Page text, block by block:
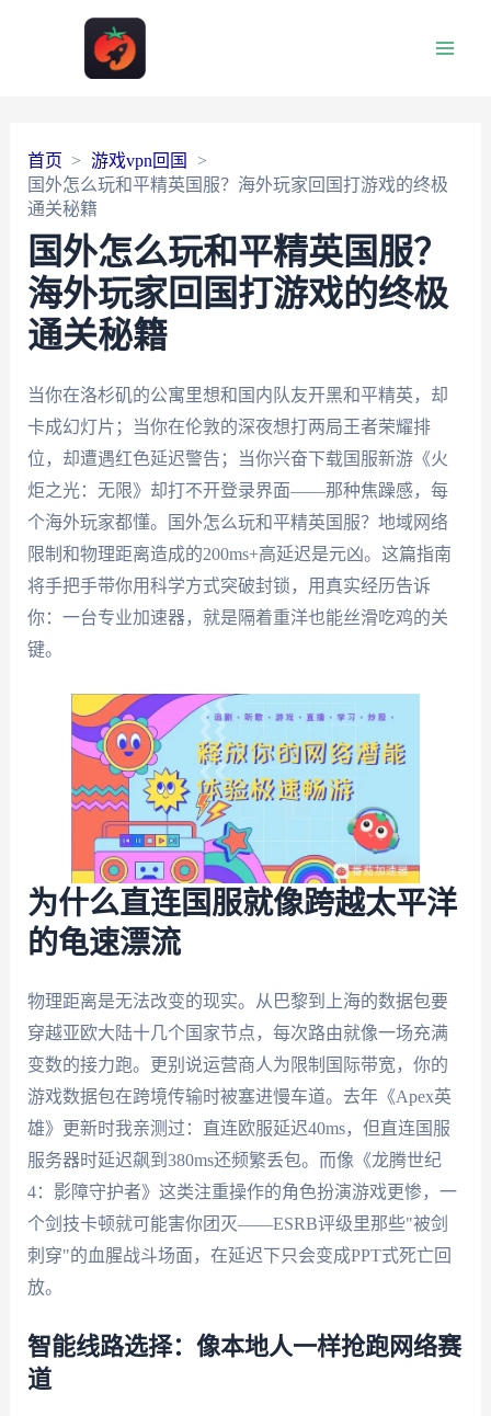
首页
游戏vpn回国
国外怎么玩和平精英国服？海外玩家回国打游戏的终极
通关秘籍
国外怎么玩和平精英国服？
海外玩家回国打游戏的终极
通关秘籍
当你在洛杉矶的公寓里想和国内队友开黑和平精英，却
卡成幻灯片；当你在伦敦的深夜想打两局王者荣耀排
位，却遭遇红色延迟警告；当你兴奋下载国服新游《火
炬之光：无限》却打不开登录界面——那种焦躁感，每
个海外玩家都懂。国外怎么玩和平精英国服？地域网络
限制和物理距离造成的200ms+高延迟是元凶。这篇指南
将手把手带你用科学方式突破封锁，用真实经历告诉
你：一台专业加速器，就是隔着重洋也能丝滑吃鸡的关
键。
为什么直连国服就像跨越太平洋
的龟速漂流
物理距离是无法改变的现实。从巴黎到上海的数据包要
穿越亚欧大陆十几个国家节点，每次路由就像一场充满
变数的接力跑。更别说运营商人为限制国际带宽，你的
游戏数据包在跨境传输时被塞进慢车道。去年《Apex英
雄》更新时我亲测过：直连欧服延迟40ms，但直连国服
服务器时延迟飙到380ms还频繁丢包。而像《龙腾世纪
4：影障守护者》这类注重操作的角色扮演游戏更惨，一
个剑技卡顿就可能害你团灭——ESRB评级里那些"被剑
刺穿"的血腥战斗场面，在延迟下只会变成PPT式死亡回
放。
智能线路选择：像本地人一样抢跑网络赛
道